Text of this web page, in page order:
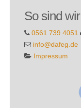
So sind
0561 739 4051
info@dafeg.de
Impressum